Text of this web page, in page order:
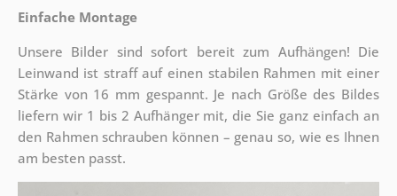
Einfache Montage
Unsere Bilder sind sofort bereit zum Aufhängen! Die
Leinwand ist straff auf einen stabilen Rahmen mit einer
Stärke von 16 mm gespannt. Je nach Größe des Bildes
liefern wir 1 bis 2 Aufhänger mit, die Sie ganz einfach an
den Rahmen schrauben können – genau so, wie es Ihnen
am besten passt.